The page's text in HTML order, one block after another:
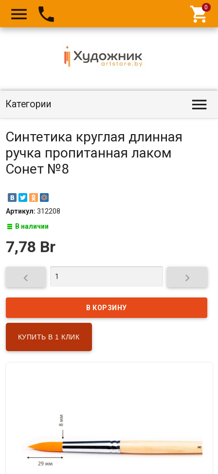
  
Категории 
Синтетика круглая длинная
ручка пропитанная лаком
Сонет №8
Артикул: 312208
В наличии
7,78 Br
 
КУПИТЬ В 1 КЛИК